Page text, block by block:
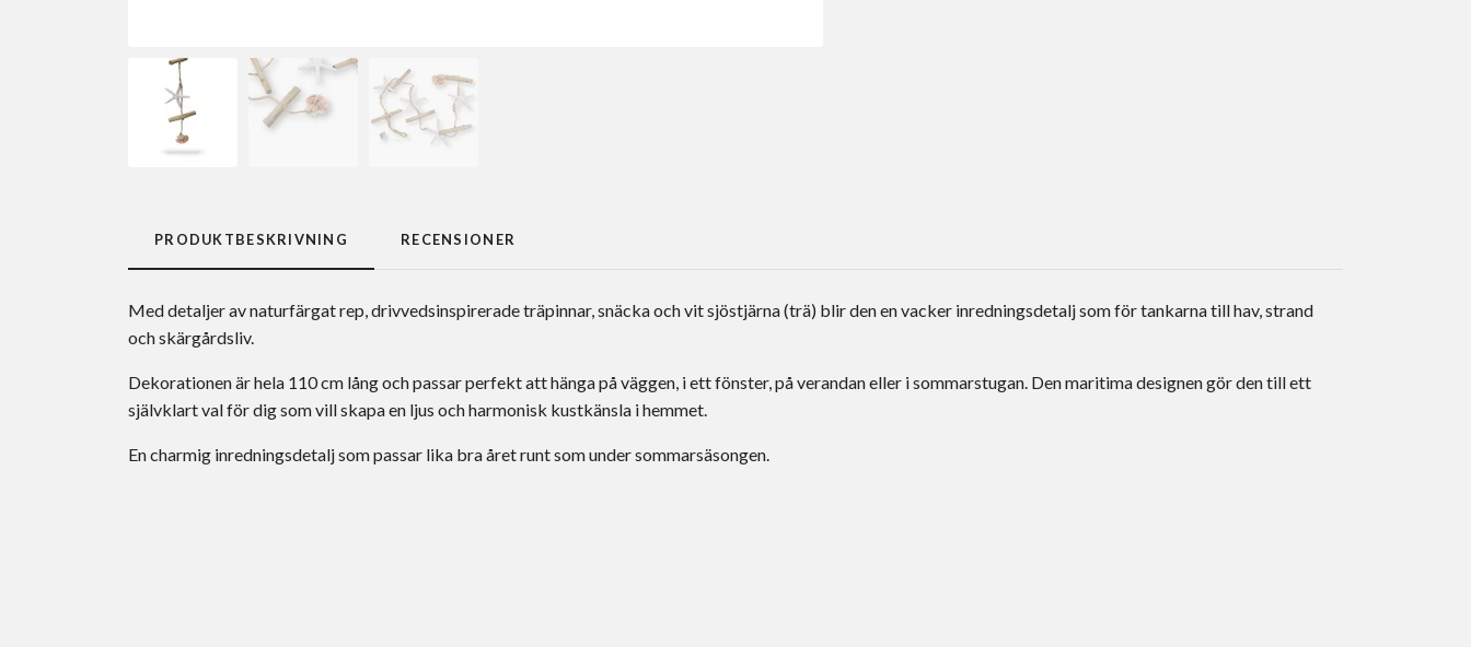
PRODUKTBESKRIVNING RECENSIONER
Med detaljer av naturfärgat rep, drivvedsinspirerade träpinnar, snäcka och vit sjöstjärna (trä) blir den en vacker inredningsdetalj som för tankarna till hav, strand
och skärgårdsliv.
Dekorationen är hela 110 cm lång och passar perfekt att hänga på väggen, i ett fönster, på verandan eller i sommarstugan. Den maritima designen gör den till ett
självklart val för dig som vill skapa en ljus och harmonisk kustkänsla i hemmet.
En charmig inredningsdetalj som passar lika bra året runt som under sommarsäsongen.